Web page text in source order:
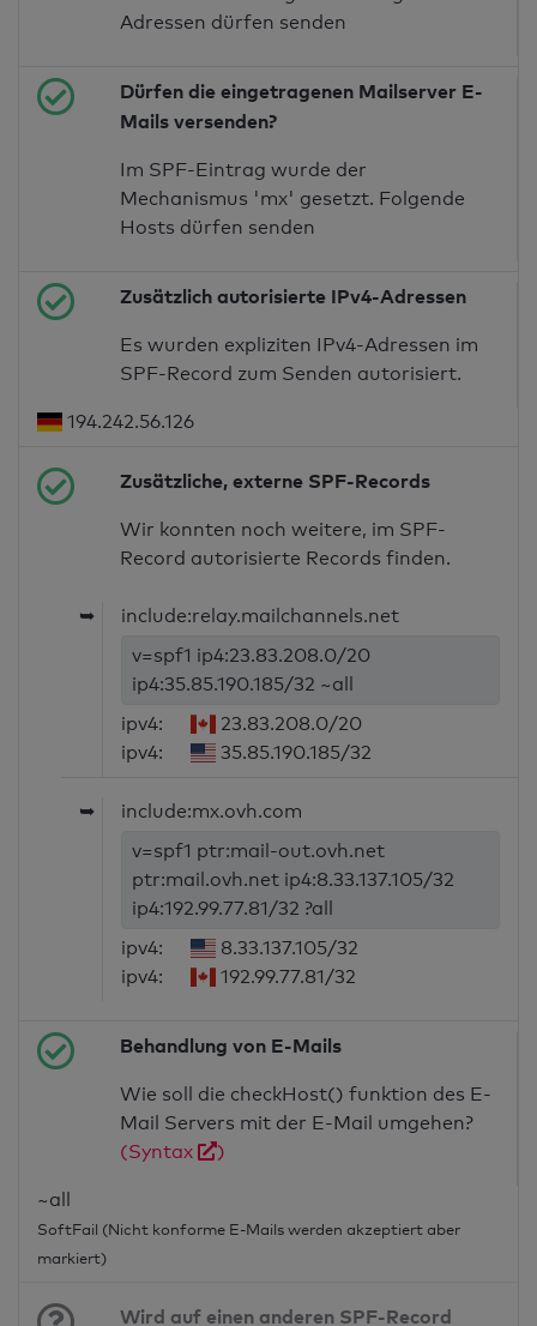
Adressen dürfen senden
Dürfen die eingetragenen Mailserver E-
Mails versenden?
Im SPF-Eintrag wurde der
Mechanismus 'mx' gesetzt. Folgende
Hosts dürfen senden
Zusätzlich autorisierte IPv4-Adressen
Es wurden expliziten IPv4-Adressen im
SPF-Record zum Senden autorisiert.
194.242.56.126
Zusätzliche, externe SPF-Records
Wir konnten noch weitere, im SPF-
Record autorisierte Records finden.
➥
include:relay.mailchannels.net
v=spf1 ip4:23.83.208.0/20
ip4:35.85.190.185/32 ~all
ipv4:
23.83.208.0/20
ipv4:
35.85.190.185/32
➥
include:mx.ovh.com
v=spf1 ptr:mail-out.ovh.net
ptr:mail.ovh.net ip4:8.33.137.105/32
ip4:192.99.77.81/32 ?all
ipv4:
8.33.137.105/32
ipv4:
192.99.77.81/32
Behandlung von E-Mails
Wie soll die checkHost() funktion des E-
Mail Servers mit der E-Mail umgehen?
(Syntax
)
~all
SoftFail (Nicht konforme E-Mails werden akzeptiert aber
markiert)
Wird auf einen anderen SPF-Record